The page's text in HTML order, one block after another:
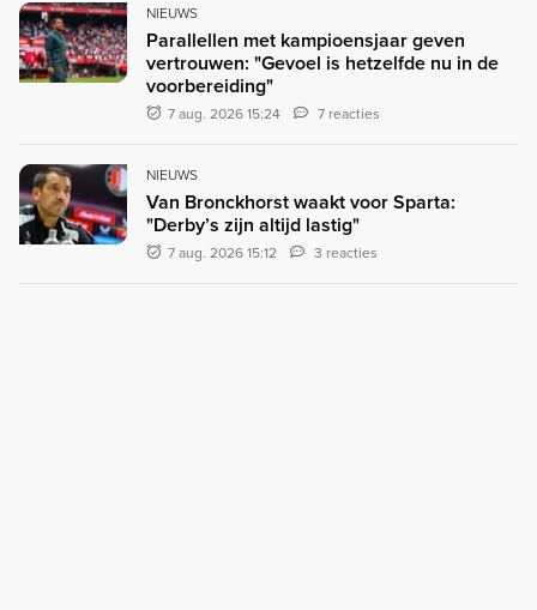
NIEUWS
Parallellen met kampioensjaar geven
vertrouwen: "Gevoel is hetzelfde nu in de
voorbereiding"
7 aug. 2026 15:24 7 reacties
NIEUWS
Van Bronckhorst waakt voor Sparta:
"Derby’s zijn altijd lastig"
7 aug. 2026 15:12 3 reacties